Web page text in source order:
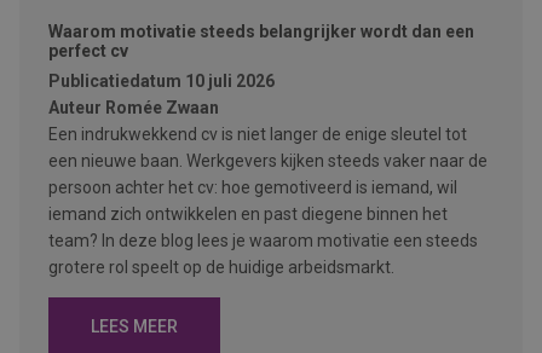
Waarom motivatie steeds belangrijker wordt dan een
perfect cv
Publicatiedatum 10 juli 2026
Auteur Romée Zwaan
Een indrukwekkend cv is niet langer de enige sleutel tot
een nieuwe baan. Werkgevers kijken steeds vaker naar de
persoon achter het cv: hoe gemotiveerd is iemand, wil
iemand zich ontwikkelen en past diegene binnen het
team? In deze blog lees je waarom motivatie een steeds
grotere rol speelt op de huidige arbeidsmarkt.
LEES MEER